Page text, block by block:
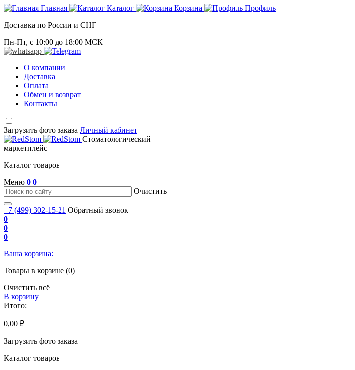
Главная Каталог Корзина
Профиль
Доставка по России и СНГ
Пн-Пт, с 10:00 до 18:00 МСК
О компании
Доставка
Оплата
Обмен и возврат
Контакты
Загрузить фото заказа Личный кабинет
Стоматологический
маркетплейс
Каталог товаров
Меню 0 0
Очистить
+7 (499) 302-15-21 Обратный звонок
0
0
0
Ваша корзина:
Товары в корзине (0)
Очистить всё
В корзину
Итого:
0,00 ₽
Загрузить фото заказа
Каталог товаров